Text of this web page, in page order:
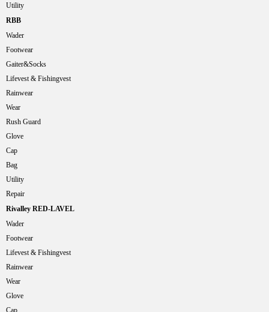
Utility
RBB
Wader
Footwear
Gaiter&Socks
Lifevest & Fishingvest
Rainwear
Wear
Rush Guard
Glove
Cap
Bag
Utility
Repair
Rivalley RED-LAVEL
Wader
Footwear
Lifevest & Fishingvest
Rainwear
Wear
Glove
Cap